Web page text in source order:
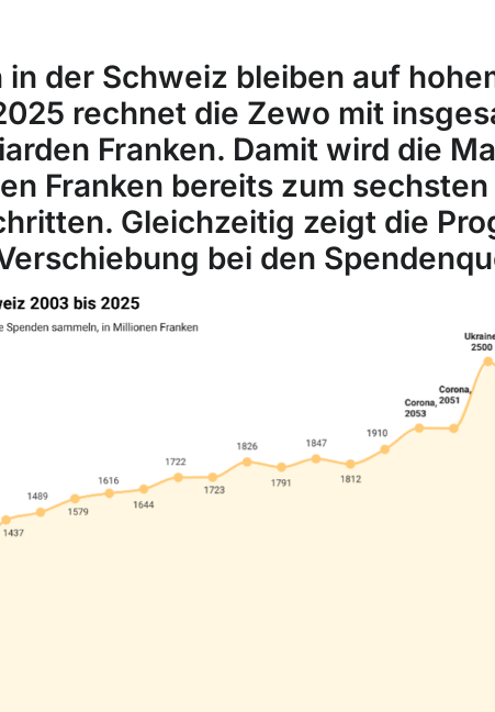
in der Schweiz bleiben auf
rechnet die Zewo mit
Franken. Damit wird die
Franken bereits zum sechsten
Gleichzeitig zeigt die
bei den